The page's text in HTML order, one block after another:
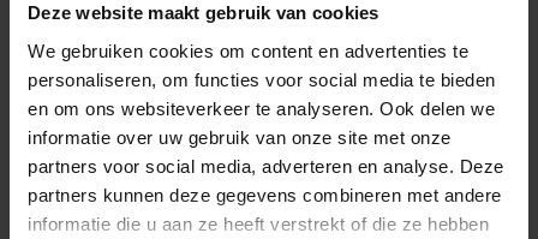
Deze website maakt gebruik van cookies
We gebruiken cookies om content en advertenties te
personaliseren, om functies voor social media te bieden
en om ons websiteverkeer te analyseren. Ook delen we
informatie over uw gebruik van onze site met onze
partners voor social media, adverteren en analyse. Deze
partners kunnen deze gegevens combineren met andere
informatie die u aan ze heeft verstrekt of die ze hebben